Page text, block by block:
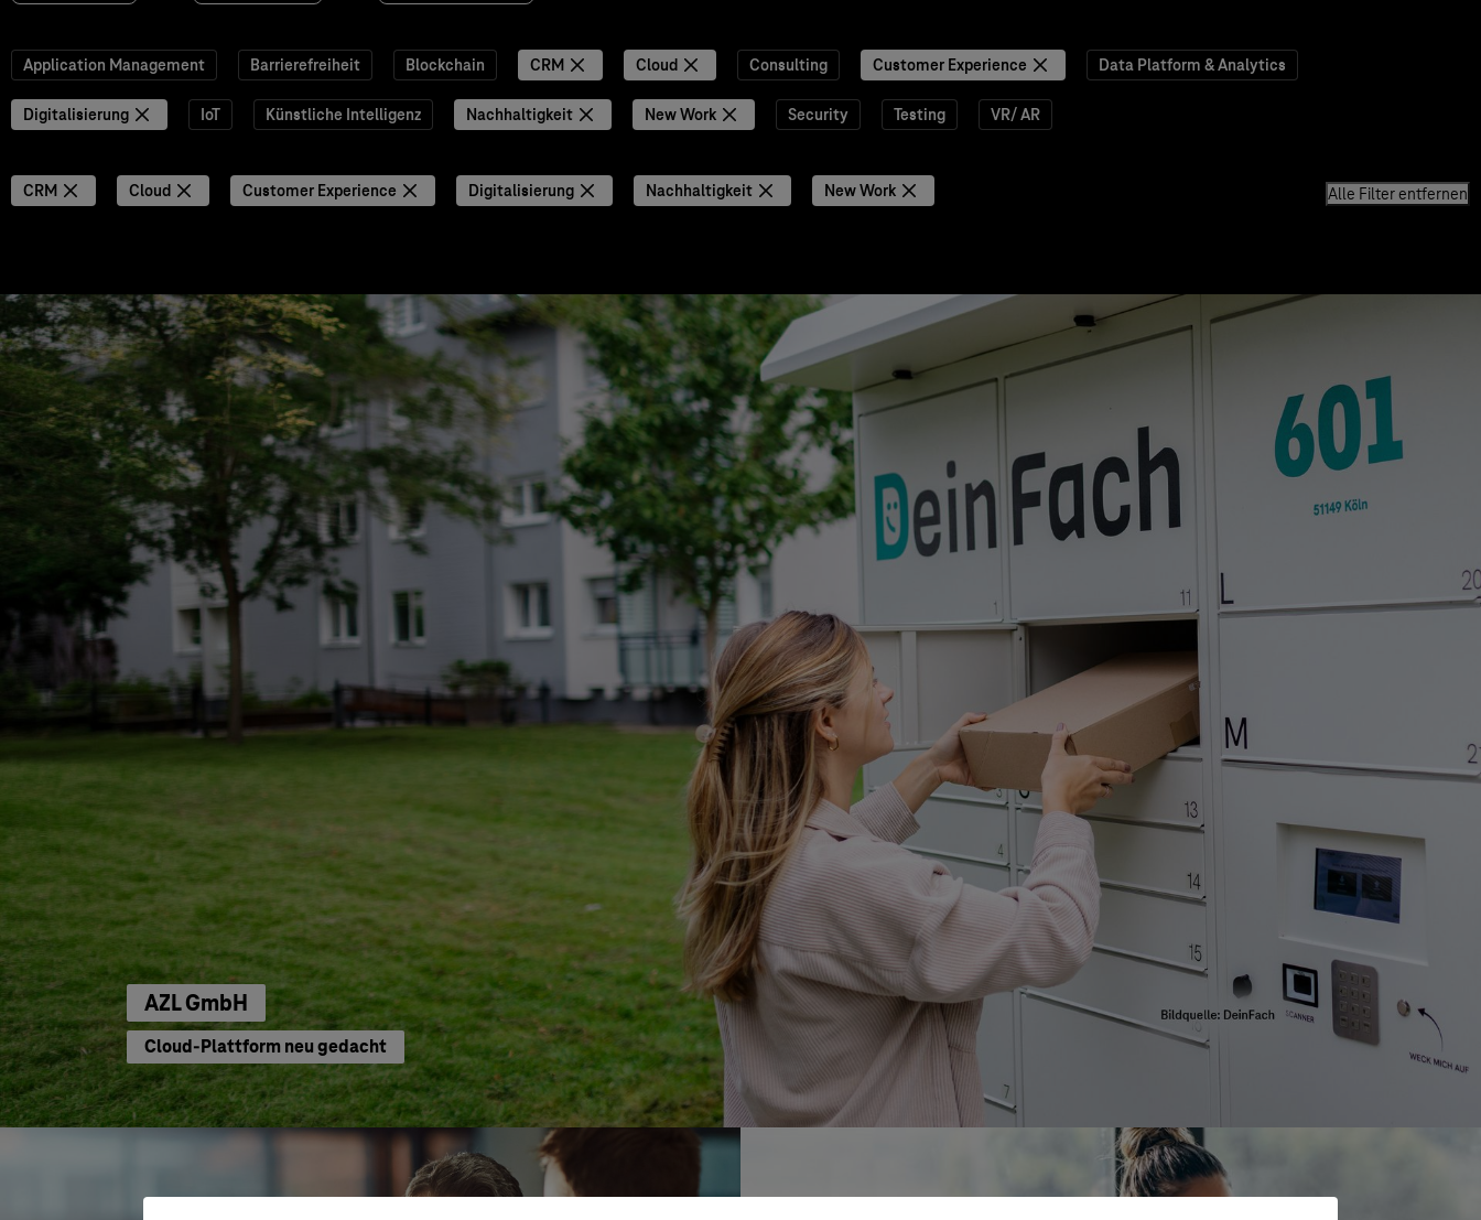
Application Management Barrierefreiheit Blockchain CRM Cloud Consulting Customer Experience Data Platform & Analytics
Digitalisierung IoT Künstliche Intelligenz Nachhaltigkeit New Work Security Testing VR/ AR
CRM Cloud Customer Experience Digitalisierung Nachhaltigkeit New Work Alle Filter entfernen
AZL GmbH
Cloud-Plattform neu gedacht